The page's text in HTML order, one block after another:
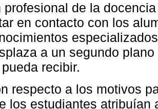
profesional de la
en contacto con los
a un segundo
recibir.
respecto a los motivos
los estudiantes atribuían